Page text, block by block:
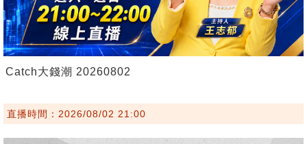
Catch大錢潮 20260802
直播時間：2026/08/02 21:00